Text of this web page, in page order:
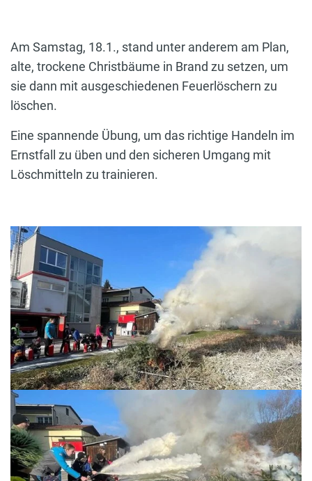
Am Samstag, 18.1., stand unter anderem am Plan,
alte, trockene Christbäume in Brand zu setzen, um
sie dann mit ausgeschiedenen Feuerlöschern zu
löschen.
Eine spannende Übung, um das richtige Handeln im
Ernstfall zu üben und den sicheren Umgang mit
Löschmitteln zu trainieren.